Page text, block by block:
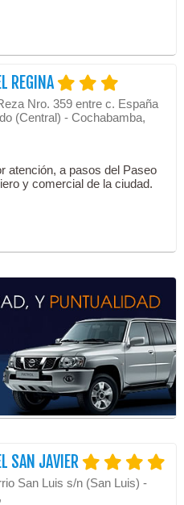
REGINA
Nro. 359 entre c. España
(Central) - Cochabamba,
atención, a pasos del Paseo
y comercial de la ciudad.
SAN JAVIER
San Luis s/n (San Luis) -